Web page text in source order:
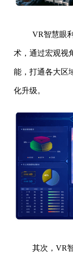
VR智慧眼
术，通过宏观视
能，打通各大区
化升级。
其次，VR